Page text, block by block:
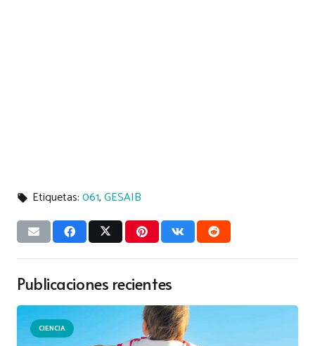
local_offer Etiquetas:061,GESAIB
Publicaciones recientes
CIENCIA